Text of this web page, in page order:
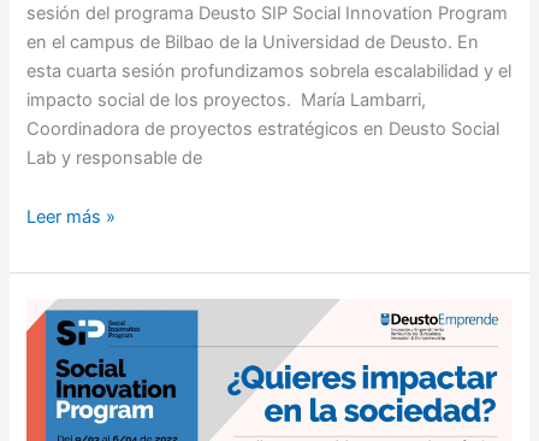
sesión del programa Deusto SIP Social Innovation Program
en el campus de Bilbao de la Universidad de Deusto. En
esta cuarta sesión profundizamos sobrela escalabilidad y el
impacto social de los proyectos. María Lambarri,
Coordinadora de proyectos estratégicos en Deusto Social
Lab y responsable de
Leer más »
Deusto
SIP:
Social
Innovation
Program